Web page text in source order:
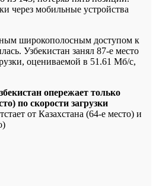
через мобильные устройства
широкополосным доступом к
Узбекистан занял 87-е место
оцениваемой в 51.61 Мб/с,
опережает только
по скорости загрузки
от Казахстана (64-е место) и